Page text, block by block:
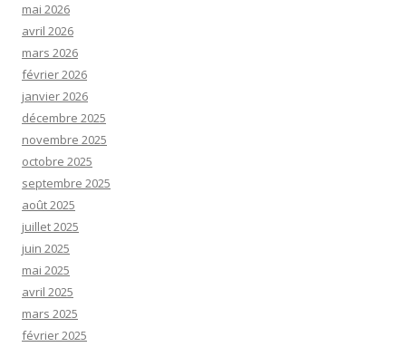
mai 2026
avril 2026
mars 2026
février 2026
janvier 2026
décembre 2025
novembre 2025
octobre 2025
septembre 2025
août 2025
juillet 2025
juin 2025
mai 2025
avril 2025
mars 2025
février 2025